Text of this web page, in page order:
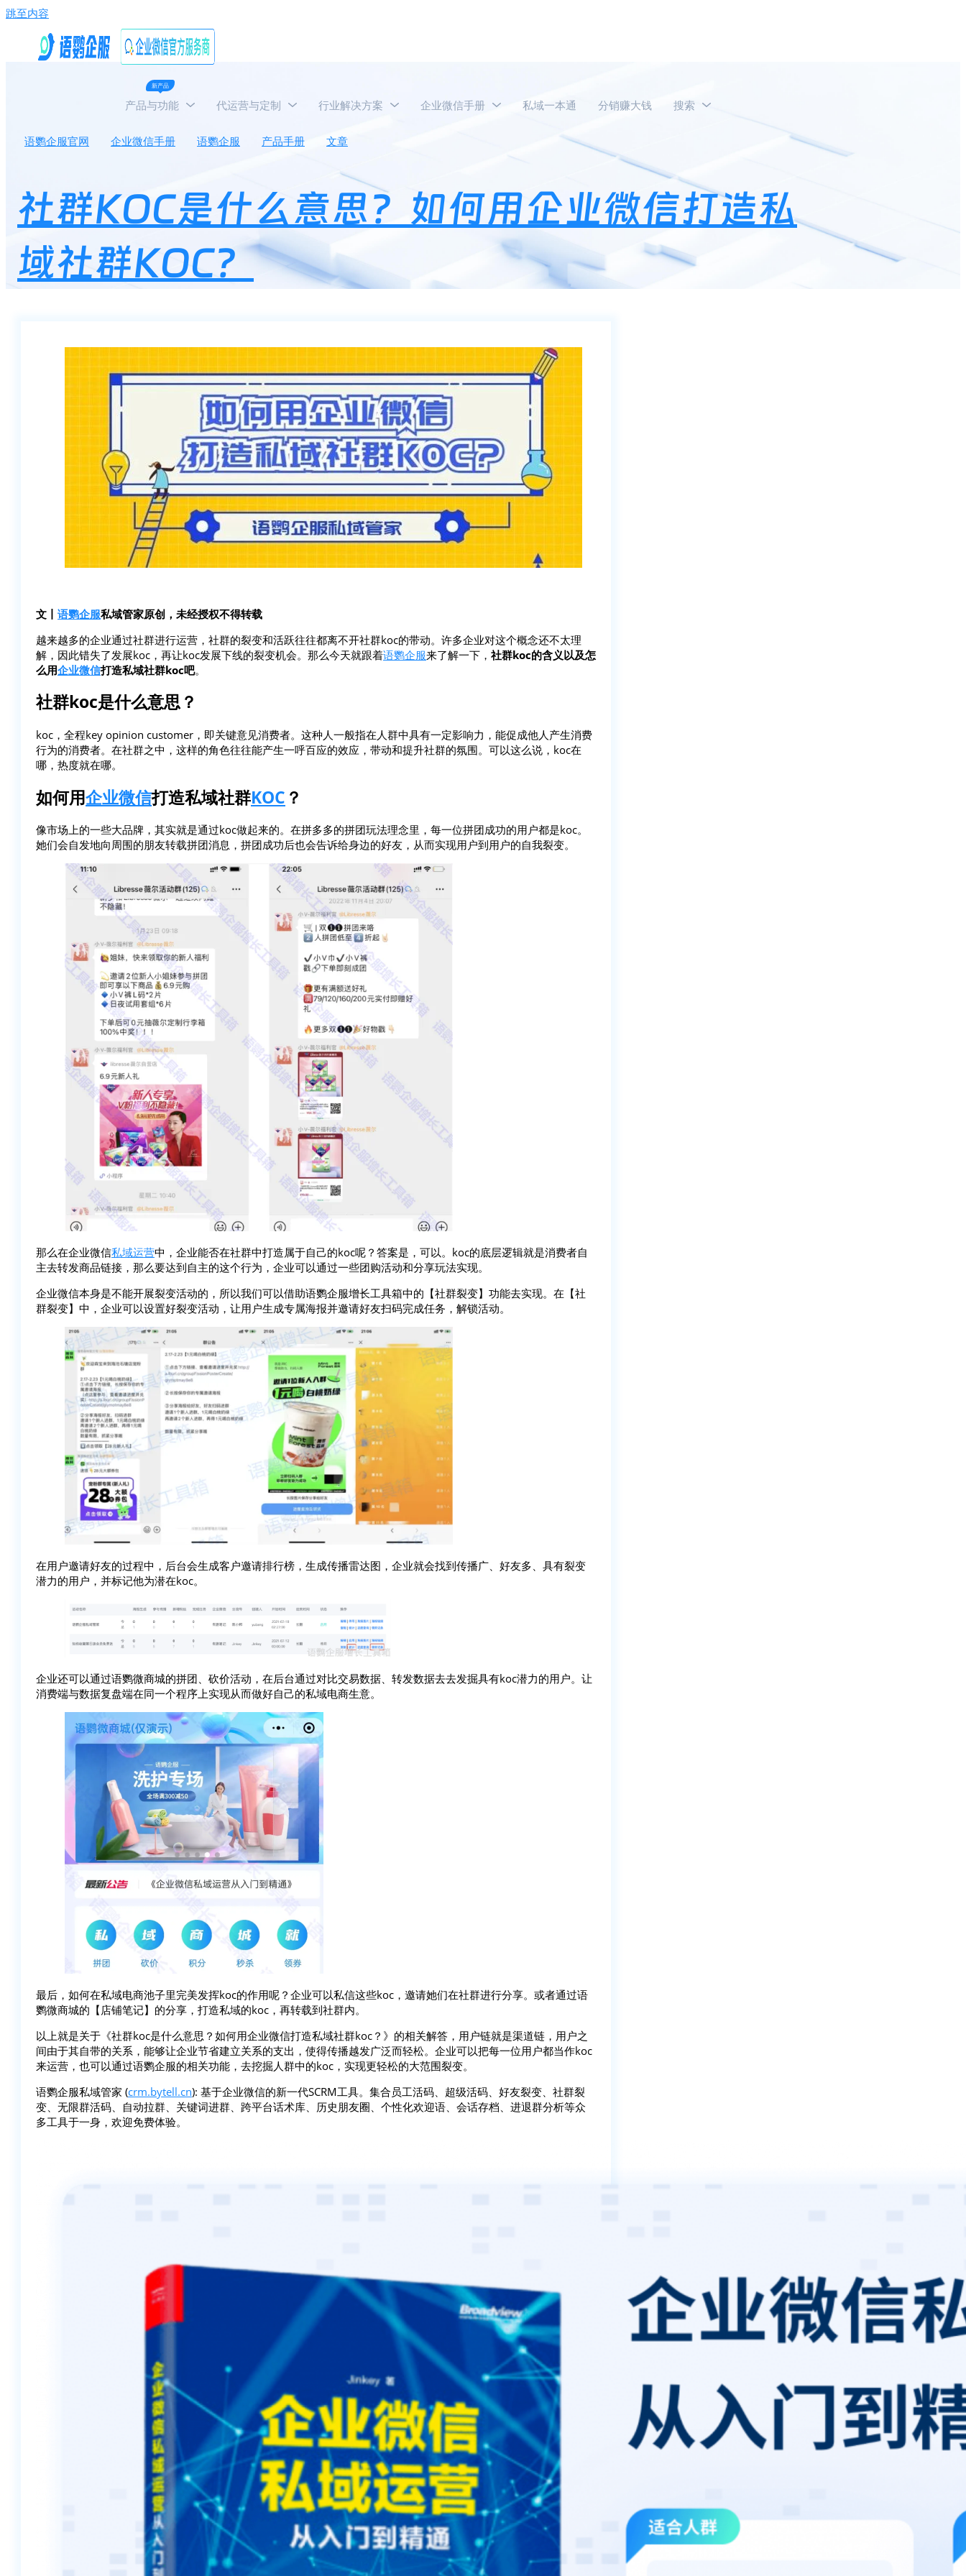
跳至内容
新产品
产品与功能 代运营与定制 行业解决方案 企业微信手册 私域一本通 分销赚大钱 搜索
语鹦企服官网 企业微信手册 语鹦企服 产品手册 文章 社群KOC是什么意思？如何用企业微信打造私域社群KOC？
社群KOC是什么意思？如何用企业微信打造私
域社群KOC？
文丨 语鹦企服私域管家原创，未经授权不得转载
越来越多的企业通过社群进行运营，社群的裂变和活跃往往都离不开社群koc的带动。许多企业对这个概念还不太理
解，因此错失了发展koc，再让koc发展下线的裂变机会。那么今天就跟着语鹦企服来了解一下， 社群koc的含义以及怎
么用企业微信打造私域社群koc吧。
社群koc是什么意思？
koc，全程key opinion customer，即关键意见消费者。这种人一般指在人群中具有一定影响力，能促成他人产生消费
行为的消费者。在社群之中，这样的角色往往能产生一呼百应的效应，带动和提升社群的氛围。可以这么说，koc在
哪，热度就在哪。
如何用企业微信打造私域社群KOC ？
像市场上的一些大品牌，其实就是通过koc做起来的。在拼多多的拼团玩法理念里，每一位拼团成功的用户都是koc。
她们会自发地向周围的朋友转载拼团消息，拼团成功后也会告诉给身边的好友，从而实现用户到用户的自我裂变。
那么在企业微信私域运营中，企业能否在社群中打造属于自己的koc呢？答案是，可以。koc的底层逻辑就是消费者自
主去转发商品链接，那么要达到自主的这个行为，企业可以通过一些团购活动和分享玩法实现。
企业微信本身是不能开展裂变活动的，所以我们可以借助语鹦企服增长工具箱中的【社群裂变】功能去实现。在【社
群裂变】中，企业可以设置好裂变活动，让用户生成专属海报并邀请好友扫码完成任务，解锁活动。
在用户邀请好友的过程中，后台会生成客户邀请排行榜，生成传播雷达图，企业就会找到传播广、好友多、具有裂变
潜力的用户，并标记他为潜在koc。
企业还可以通过语鹦微商城的拼团、砍价活动，在后台通过对比交易数据、转发数据去去发掘具有koc潜力的用户。让
消费端与数据复盘端在同一个程序上实现从而做好自己的私域电商生意。
最后，如何在私域电商池子里完美发挥koc的作用呢？企业可以私信这些koc，邀请她们在社群进行分享。或者通过语
鹦微商城的【店铺笔记】的分享，打造私域的koc，再转载到社群内。
以上就是关于《社群koc是什么意思？如何用企业微信打造私域社群koc？》的相关解答，用户链就是渠道链，用户之
间由于其自带的关系，能够让企业节省建立关系的支出，使得传播越发广泛而轻松。企业可以把每一位用户都当作koc
来运营，也可以通过语鹦企服的相关功能，去挖掘人群中的koc，实现更轻松的大范围裂变。
语鹦企服私域管家 (crm.bytell.cn): 基于企业微信的新一代SCRM工具。集合员工活码、超级活码、好友裂变、社群裂
变、无限群活码、自动拉群、关键词进群、跨平台话术库、历史朋友圈、个性化欢迎语、会话存档、进退群分析等众
多工具于一身，欢迎免费体验。